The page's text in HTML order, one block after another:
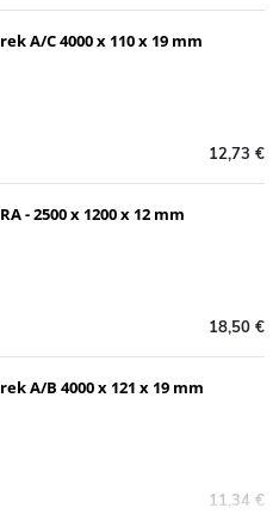
A/C 4000 x 110 x 19 mm
12,73 €
- 2500 x 1200 x 12 mm
18,50 €
A/B 4000 x 121 x 19 mm
11,34 €